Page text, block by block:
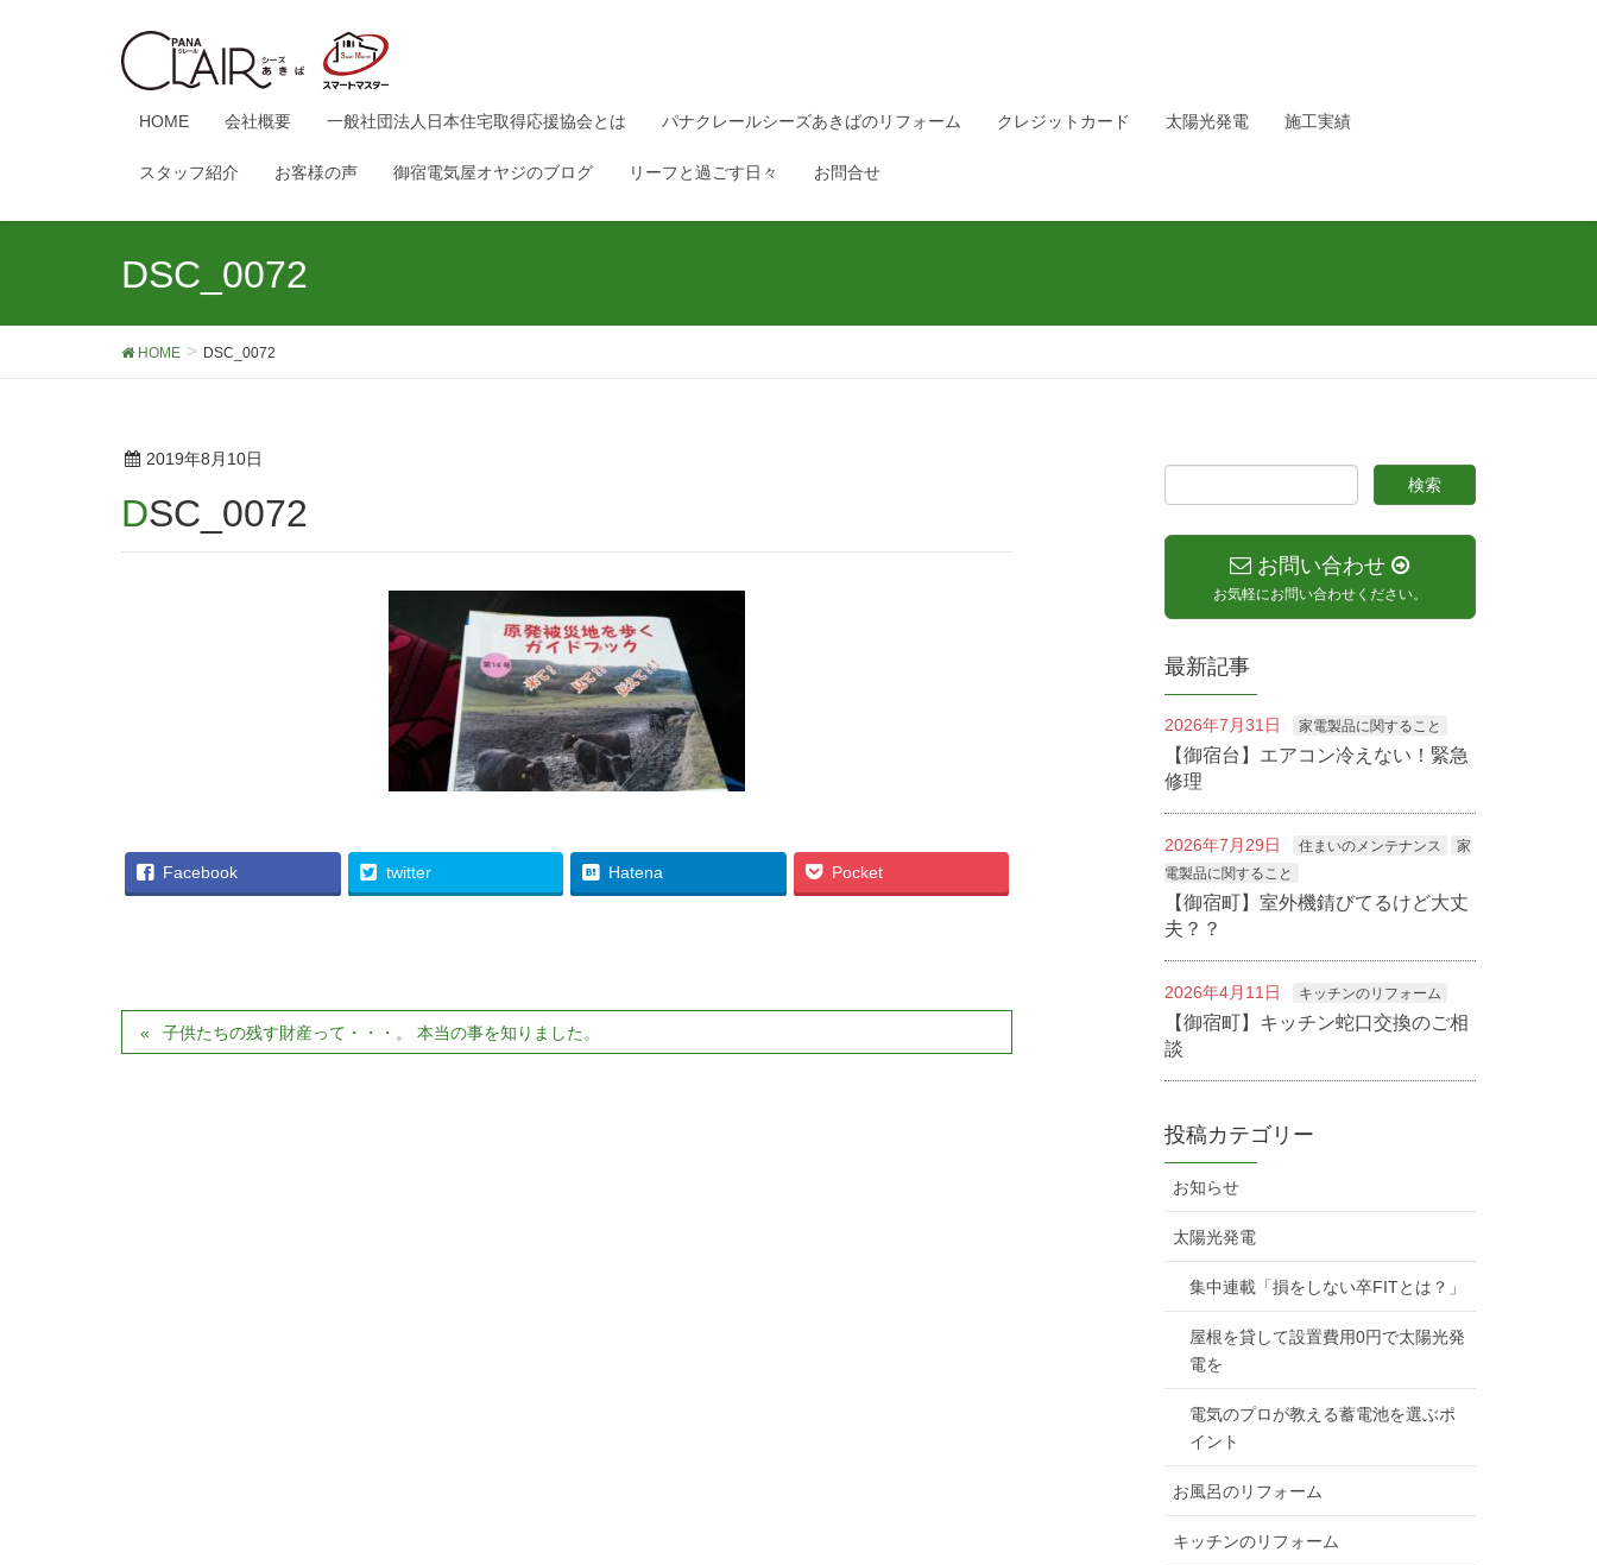
HOME 会社概要 一般社団法人日本住宅取得応援協会とは パナクレールシーズあきばのリフォーム クレジットカード 太陽光発電 施工実績
スタッフ紹介 お客様の声 御宿電気屋オヤジのブログ リーフと過ごす日々 お問合せ
DSC_0072
HOME DSC_0072
2019年8月10日
DSC_0072
Facebook twitter Hatena Pocket
子供たちの残す財産って・・・。 本当の事を知りました。
お問い合わせ
お気軽にお問い合わせください。
最新記事
2026年7月31日 家電製品に関すること
【御宿台】エアコン冷えない！緊急
修理
2026年7月29日 住まいのメンテナンス
家
電製品に関すること
【御宿町】室外機錆びてるけど大丈
夫？？
2026年4月11日 キッチンのリフォーム
【御宿町】キッチン蛇口交換のご相
談
投稿カテゴリー
お知らせ
太陽光発電
集中連載「損をしない卒FITとは？」
屋根を貸して設置費用0円で太陽光発
電を
電気のプロが教える蓄電池を選ぶポ
イント
お風呂のリフォーム
キッチンのリフォーム